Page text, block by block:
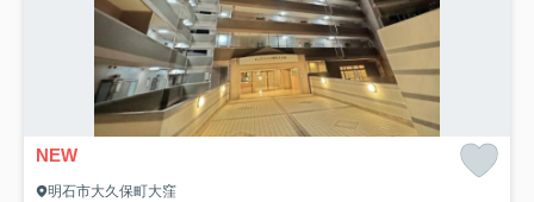
NEW
明石市大久保町大窪